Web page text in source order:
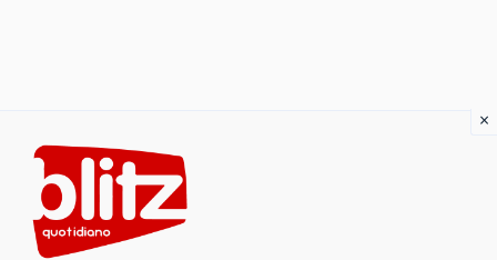
content
×